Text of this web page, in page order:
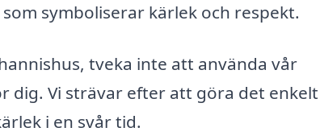
symboliserar kärlek och respekt.
tveka inte att använda vår
Vi strävar efter att göra det
i en svår tid.